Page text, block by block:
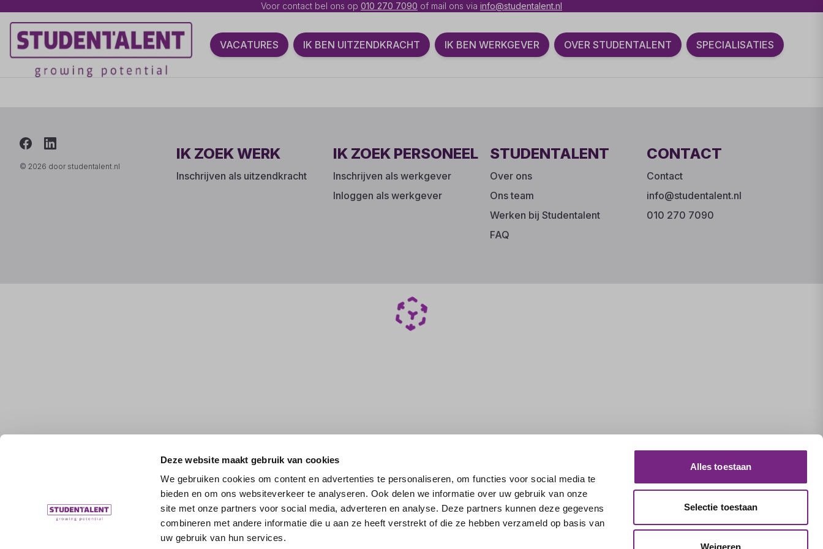
Deze website maakt gebruik van cookies
We gebruiken cookies om content en advertenties te personaliseren, om functies voor social media te
bieden en om ons websiteverkeer te analyseren. Ook delen we informatie over uw gebruik van onze
site met onze partners voor social media, adverteren en analyse. Deze partners kunnen deze gegevens
combineren met andere informatie die u aan ze heeft verstrekt of die ze hebben verzameld op basis van
uw gebruik van hun services.
Alles toestaan
Selectie toestaan
Weigeren
Voor contact bel ons op 010 270 7090 of mail ons via info@studentalent.nl
VACATURES IK BEN UITZENDKRACHT IK BEN WERKGEVER OVER STUDENTALENT SPECIALISATIES
© 2026 door studentalent.nl
IK ZOEK WERK
Inschrijven als uitzendkracht
IK ZOEK PERSONEEL
Inschrijven als werkgever
Inloggen als werkgever
STUDENTALENT
Over ons
Ons team
Werken bij Studentalent
FAQ
CONTACT
Contact
info@studentalent.nl
010 270 7090